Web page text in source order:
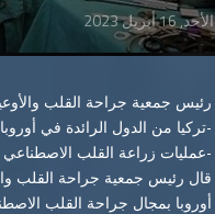
الأحد, 16 أبريل 2023
رئيس جمعية جراحة القلب
-تركيا من الدول الرائدة في
-عمليات زراعة القلب الاصطناعي في
قال رئيس جمعية جراحة القلب
أوروبا بمجال جراحة القلب